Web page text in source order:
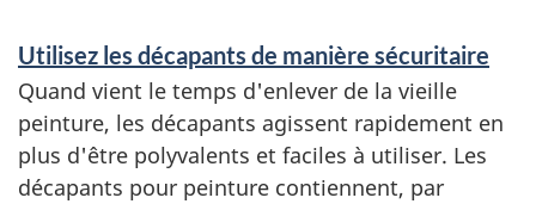
Utilisez les décapants de manière sécuritaire
Quand vient le temps d'enlever de la vieille
peinture, les décapants agissent rapidement en
plus d'être polyvalents et faciles à utiliser. Les
décapants pour peinture contiennent, par